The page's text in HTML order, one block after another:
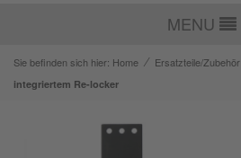
MENU
Sie befinden sich hier: Home ⁄ Ersatzteile/Zubehör
integriertem Re-locker